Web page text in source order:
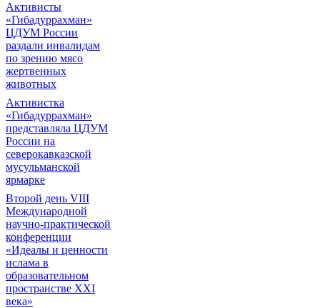
Активисты
«Гибадуррахман»
ЦДУМ России
раздали инвалидам
по зрению мясо
жертвенных
животных
Активистка
«Гибадуррахман»
представляла ЦДУМ
России на
северокавказской
мусульманской
ярмарке
Второй день VIII
Международной
научно-практической
конференции
«Идеалы и ценности
ислама в
образовательном
пространстве XXI
века»